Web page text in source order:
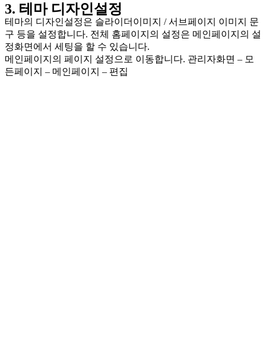
3. 테마 디자인설정
테마의 디자인설정은 슬라이더이미지 / 서브페이지 이미지 문
구 등을 설정합니다. 전체 홈페이지의 설정은 메인페이지의 설
정화면에서 세팅을 할 수 있습니다.
메인페이지의 페이지 설정으로 이동합니다. 관리자화면 – 모
든페이지 – 메인페이지 – 편집